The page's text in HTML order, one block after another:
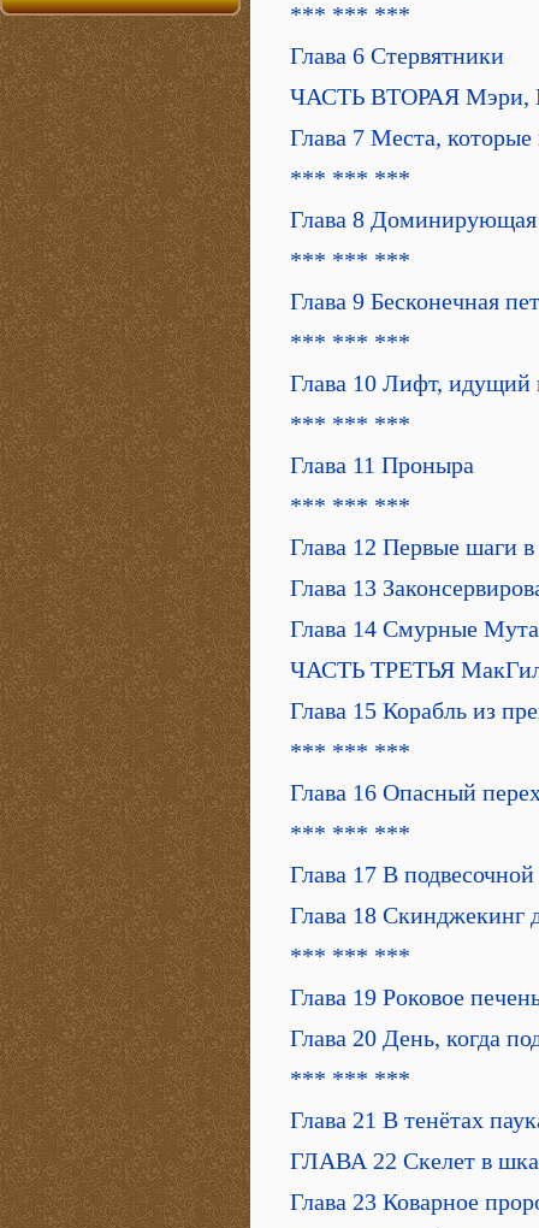
*** *** ***
Глава 6 Стервятники
ЧАСТЬ ВТОРАЯ Мэри,
Глава 7 Места,
*** *** ***
Глава 8 Доминирующая
*** *** ***
Глава 9 Бесконечная
*** *** ***
Глава 10 Лифт, идущий
*** *** ***
Глава 11 Проныра
*** *** ***
Глава 12 Первые шаги
Глава 13
Глава 14 Смурные
ЧАСТЬ ТРЕТЬЯ
Глава 15 Корабль из
*** *** ***
Глава 16 Опасный
*** *** ***
Глава 17 В подвесочной
Глава 18 Скинджекинг
*** *** ***
Глава 19 Роковое
Глава 20 День, когда
*** *** ***
Глава 21 В тенётах
ГЛАВА 22 Скелет в
Глава 23 Коварное